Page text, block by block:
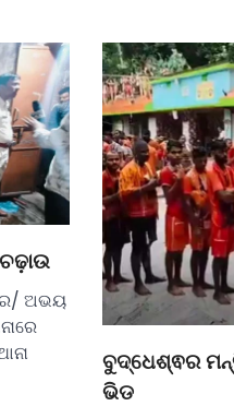
ଅଭୟ
ବୁଦ୍ଧେଶ୍ଵର
ଭିଡ